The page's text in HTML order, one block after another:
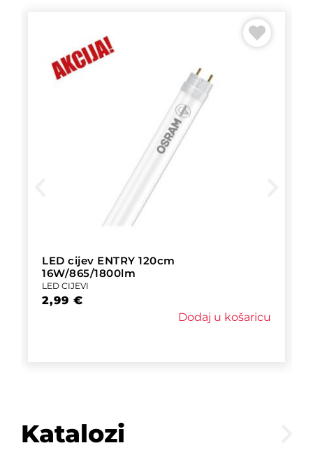
LED cijev ENTRY 120cm
16W/865/1800lm
LED CIJEVI
2,99 €
Dodaj u košaricu
Katalozi